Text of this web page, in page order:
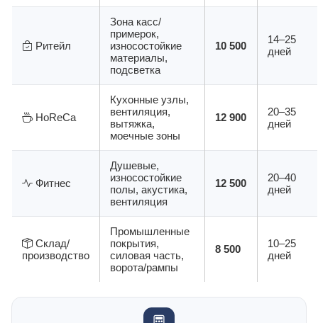
Ритейл
Зона касс/
примерок,
износостойкие
материалы,
подсветка
10 500
14–25
дней
HoReCa
Кухонные узлы,
вентиляция,
вытяжка,
моечные зоны
12 900
20–35
дней
Фитнес
Душевые,
износостойкие
полы, акустика,
вентиляция
12 500
20–40
дней
Склад/
производство
Промышленные
покрытия,
силовая часть,
ворота/рампы
8 500
10–25
дней